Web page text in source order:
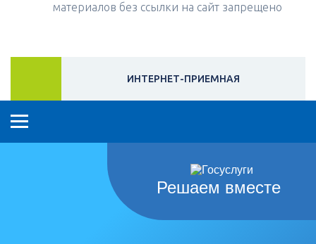
материалов без ссылки на сайт запрещено
ИНТЕРНЕТ-ПРИЕМНАЯ
Решаем вместе